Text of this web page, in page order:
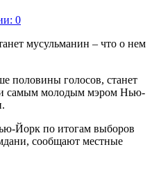
0
половины голосов, станет
самым молодым мэром Нью-
Йорк по итогам выборов
сообщают местные